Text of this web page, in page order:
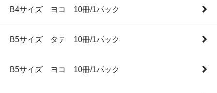
B4サイズ ヨコ 10冊/1パック
B5サイズ タテ 10冊/1パック
B5サイズ ヨコ 10冊/1パック